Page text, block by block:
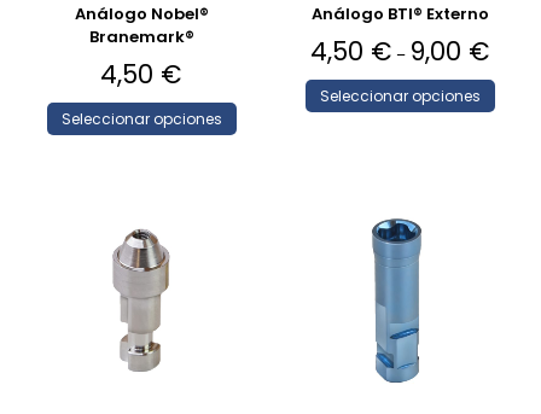
Análogo Nobel®
Branemark®
4,50 €
Seleccionar opciones
Análogo BTI® Externo
4,50 € – 9,00 €
Seleccionar opciones